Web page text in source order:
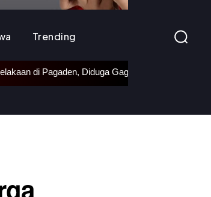
Trending
Gagal Menyalip Truk Trailer